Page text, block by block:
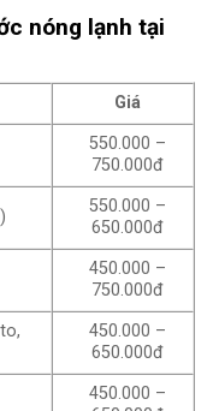
nóng lạnh tại
Giá
550.000 –
750.000đ
550.000 –
650.000đ
450.000 –
750.000đ
450.000 –
650.000đ
450.000 –